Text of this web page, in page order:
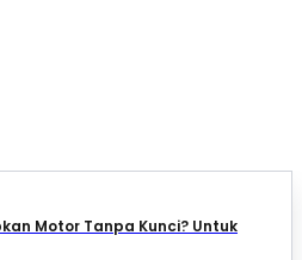
Motor Tanpa Kunci? Untuk